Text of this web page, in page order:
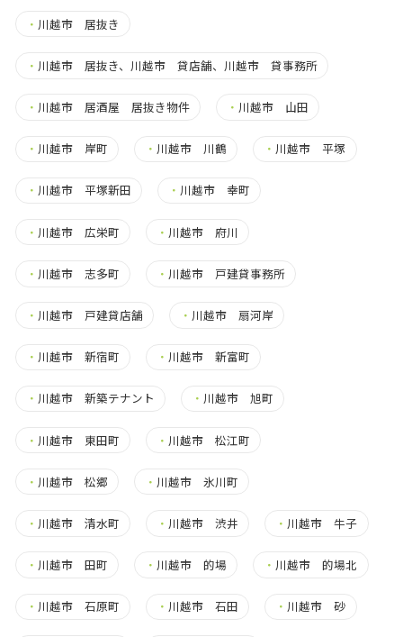
・ 川越市 居抜き
・ 川越市 居抜き、川越市 貸店舗、川越市 貸事務所
・ 川越市 居酒屋 居抜き物件 ・ 川越市 山田
・ 川越市 岸町 ・ 川越市 川鶴 ・ 川越市 平塚
・ 川越市 平塚新田 ・ 川越市 幸町
・ 川越市 広栄町 ・ 川越市 府川
・ 川越市 志多町 ・ 川越市 戸建貸事務所
・ 川越市 戸建貸店舗 ・ 川越市 扇河岸
・ 川越市 新宿町 ・ 川越市 新富町
・ 川越市 新築テナント ・ 川越市 旭町
・ 川越市 東田町 ・ 川越市 松江町
・ 川越市 松郷 ・ 川越市 氷川町
・ 川越市 清水町 ・ 川越市 渋井 ・ 川越市 牛子
・ 川越市 田町 ・ 川越市 的場 ・ 川越市 的場北
・ 川越市 石原町 ・ 川越市 石田 ・ 川越市 砂